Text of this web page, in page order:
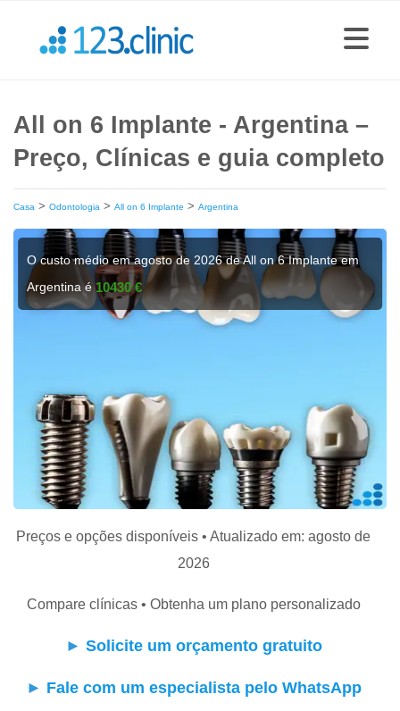
All on 6 Implante - Argentina –
Preço, Clínicas e guia completo
Casa > Odontologia > All on 6 Implante > Argentina
O custo médio em agosto de 2026 de All on 6 Implante em
Argentina é10430 €
Preços e opções disponíveis • Atualizado em: agosto de
2026
Compare clínicas • Obtenha um plano personalizado
► Solicite um orçamento gratuito
► Fale com um especialista pelo WhatsApp